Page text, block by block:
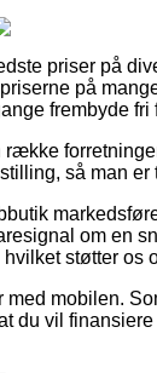
priser på
på
frembyde fri
så man
om en
støtter os
mobilen.
du vil